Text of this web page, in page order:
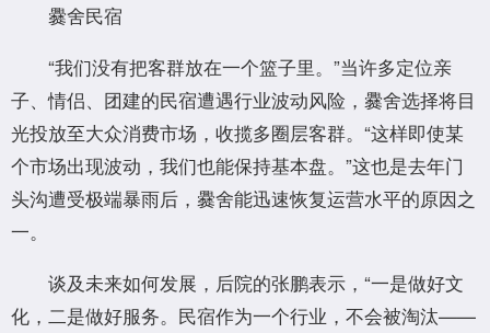
爨舍民宿
“我们没有把客群放在一个篮子里。”当许多定位亲
子、情侣、团建的民宿遭遇行业波动风险，爨舍选择将目
光投放至大众消费市场，收揽多圈层客群。“这样即使某
个市场出现波动，我们也能保持基本盘。”这也是去年门
头沟遭受极端暴雨后，爨舍能迅速恢复运营水平的原因之
一。
谈及未来如何发展，后院的张鹏表示，“一是做好文
化，二是做好服务。民宿作为一个行业，不会被淘汰——